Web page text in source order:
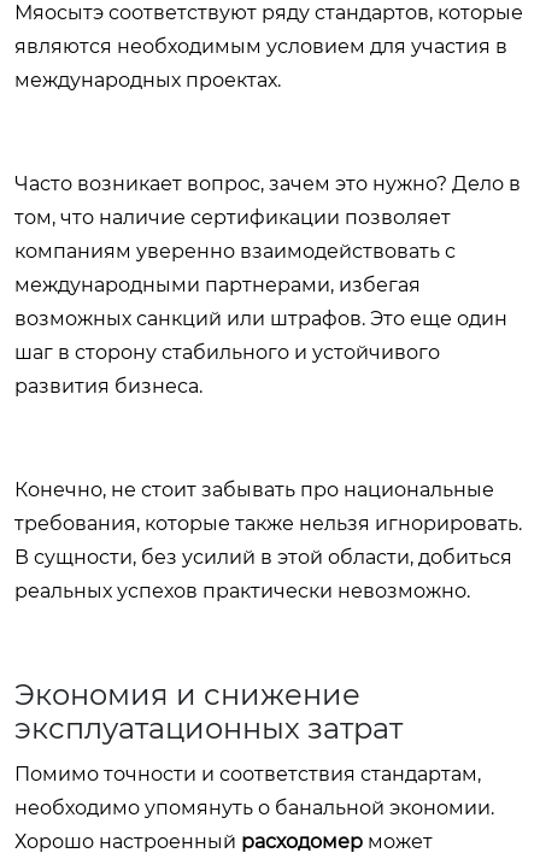
Мяосытэ соответствуют ряду стандартов, которые
являются необходимым условием для участия в
международных проектах.
Часто возникает вопрос, зачем это нужно? Дело в
том, что наличие сертификации позволяет
компаниям уверенно взаимодействовать с
международными партнерами, избегая
возможных санкций или штрафов. Это еще один
шаг в сторону стабильного и устойчивого
развития бизнеса.
Конечно, не стоит забывать про национальные
требования, которые также нельзя игнорировать.
В сущности, без усилий в этой области, добиться
реальных успехов практически невозможно.
Экономия и снижение
эксплуатационных затрат
Помимо точности и соответствия стандартам,
необходимо упомянуть о банальной экономии.
Хорошо настроенный расходомер может